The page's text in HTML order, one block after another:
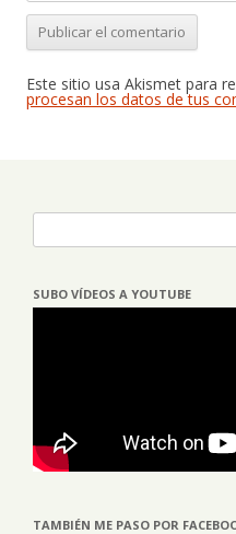
Este sitio usa Akismet para
procesan los datos de tus
SUBO VÍDEOS A YOUTUBE
TAMBIÉN ME PASO POR